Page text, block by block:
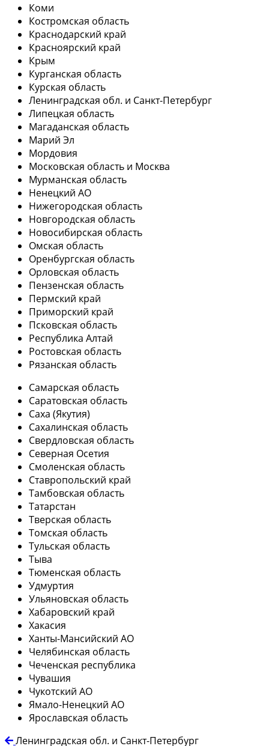
Коми
Костромская область
Краснодарский край
Красноярский край
Крым
Курганская область
Курская область
Ленинградская обл. и Санкт-Петербург
Липецкая область
Магаданская область
Марий Эл
Мордовия
Московская область и Москва
Мурманская область
Ненецкий АО
Нижегородская область
Новгородская область
Новосибирская область
Омская область
Оренбургская область
Орловская область
Пензенская область
Пермский край
Приморский край
Псковская область
Республика Алтай
Ростовская область
Рязанская область
Самарская область
Саратовская область
Саха (Якутия)
Сахалинская область
Свердловская область
Северная Осетия
Смоленская область
Ставропольский край
Тамбовская область
Татарстан
Тверская область
Томская область
Тульская область
Тыва
Тюменская область
Удмуртия
Ульяновская область
Хабаровский край
Хакасия
Ханты-Мансийский АО
Челябинская область
Чеченская республика
Чувашия
Чукотский АО
Ямало-Ненецкий АО
Ярославская область
Ленинградская обл. и Санкт-Петербург